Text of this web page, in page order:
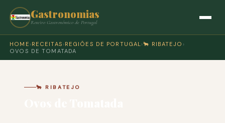
Gastronomias
Roteiro Gastronómico de Portugal
HOME › RECEITAS › REGIÕES DE PORTUGAL›🐂 RIBATEJO ›
OVOS DE TOMATADA
🐂 RIBATEJO